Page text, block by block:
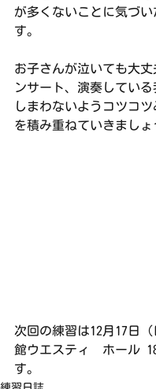
が多くないことに気づい
す。
お子さんが泣いても大丈
ンサート、演奏してい
しまわないようコツコ
を積み重ねていきましょ
次回の練習は12月17日
館ウエスティ　ホール
す。